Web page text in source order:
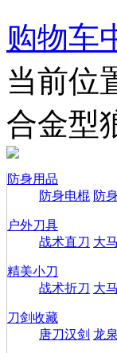
购物车
当前位
合金型
防身用品
防身电棍 防
户外刀具
战术直刀 大
精美小刀
战术折刀 大
刀剑收藏
唐刀汉剑 龙